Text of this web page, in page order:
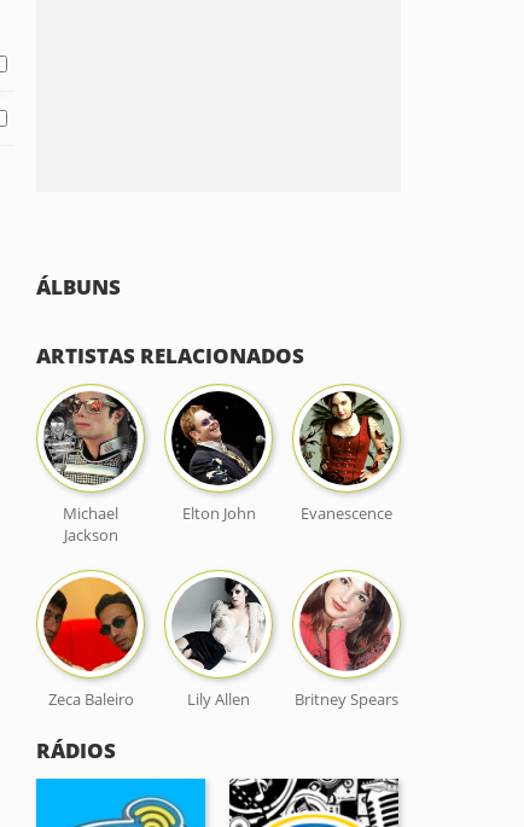
ÁLBUNS
ARTISTAS RELACIONADOS
Michael
Jackson
Elton John Evanescence
Zeca Baleiro Lily Allen Britney Spears
RÁDIOS